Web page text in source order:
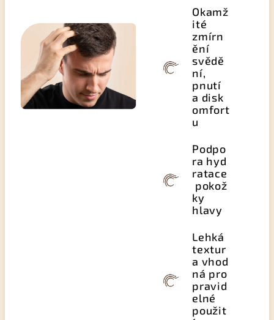
Okamž
ité
zmírn
ění
svědě
ní,
pnutí
a disk
omfort
u
Podpo
ra hyd
ratace
pokož
ky
hlavy
Lehká
textur
a vhod
ná pro
pravid
elné
použit